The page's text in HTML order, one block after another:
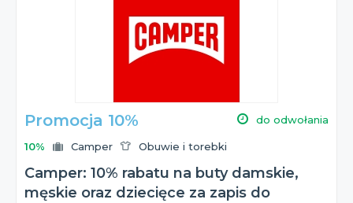
Wszystkie te informacje znajdziesz na naszej stronie!
Promocja 10% do odwołania
10% Camper Obuwie i torebki
Camper: 10% rabatu na buty damskie,
męskie oraz dziecięce za zapis do